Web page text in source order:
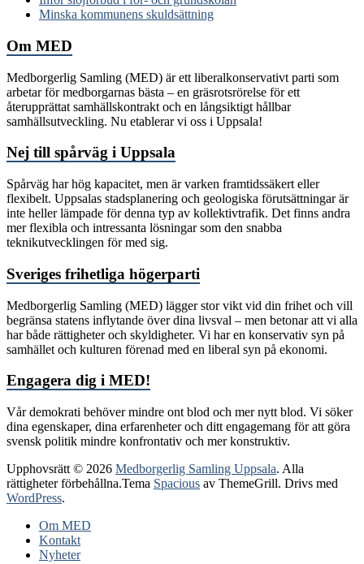
Minska kommunens skuldsättning
Om MED
Medborgerlig Samling (MED) är ett liberalkonservativt parti som
arbetar för medborgarnas bästa – en gräsrotsrörelse för ett
återupprättat samhällskontrakt och en långsiktigt hållbar
samhällsutveckling. Nu etablerar vi oss i Uppsala!
Nej till spårväg i Uppsala
Spårväg har hög kapacitet, men är varken framtidssäkert eller
flexibelt. Uppsalas stadsplanering och geologiska förutsättningar är
inte heller lämpade för denna typ av kollektivtrafik. Det finns andra
mer flexibla och intressanta lösningar som den snabba
teknikutvecklingen för med sig.
Sveriges frihetliga högerparti
Medborgerlig Samling (MED) lägger stor vikt vid din frihet och vill
begränsa statens inflytande över dina livsval – men betonar att vi alla
har både rättigheter och skyldigheter. Vi har en konservativ syn på
samhället och kulturen förenad med en liberal syn på ekonomi.
Engagera dig i MED!
Vår demokrati behöver mindre ont blod och mer nytt blod. Vi söker
dina egenskaper, dina erfarenheter och ditt engagemang för att göra
svensk politik mindre konfrontativ och mer konstruktiv.
Upphovsrätt © 2026 Medborgerlig Samling Uppsala. Alla
rättigheter förbehållna.Tema Spacious av ThemeGrill. Drivs med
WordPress.
Om MED
Kontakt
Nyheter